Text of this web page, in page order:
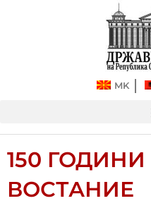
MK
150
ВОСТАНИЕ